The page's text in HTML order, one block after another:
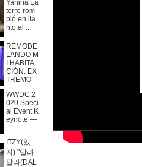
Yanina La
torre rom
pió en lla
nto al ...
REMODE
LANDO M
I HABITA
CIÓN: EX
TREMO
WWDC 2
020 Speci
al Event K
eynote —
...
ITZY(있
지) "달라
달라(DAL